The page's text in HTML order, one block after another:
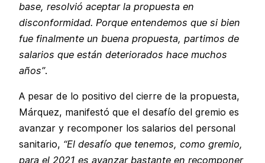
base, resolvió aceptar la propuesta en
disconformidad. Porque entendemos que si bien
fue finalmente un buena propuesta, partimos de
salarios que están deteriorados hace muchos
años”.
A pesar de lo positivo del cierre de la propuesta,
Márquez, manifestó que el desafío del gremio es
avanzar y recomponer los salarios del personal
sanitario, “El desafío que tenemos, como gremio,
para el 2021 es avanzar bastante en recomponer